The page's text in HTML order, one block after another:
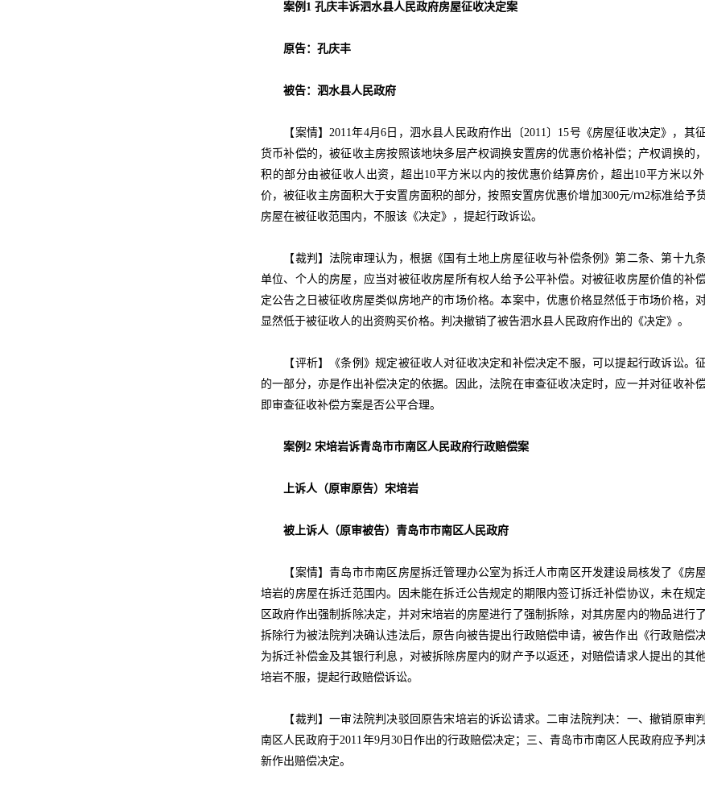
案例1 孔庆丰诉泗水县人民政府房屋征收决定案
原告：孔庆丰
被告：泗水县人民政府
【案情】2011年4月6日，泗水县人民政府作出〔2011〕15号《房屋征收决定》，其
货币补偿的，被征收主房按照该地块多层产权调换安置房的优惠价格补偿；产权调换的
积的部分由被征收人出资，超出10平方米以内的按优惠价结算房价，超出10平方米以
价，被征收主房面积大于安置房面积的部分，按照安置房优惠价增加300元/ｍ2标准给予
房屋在被征收范围内，不服该《决定》，提起行政诉讼。
【裁判】法院审理认为，根据《国有土地上房屋征收与补偿条例》第二条、第十九
单位、个人的房屋，应当对被征收房屋所有权人给予公平补偿。对被征收房屋价值的补
定公告之日被征收房屋类似房地产的市场价格。本案中，优惠价格显然低于市场价格，
显然低于被征收人的出资购买价格。判决撤销了被告泗水县人民政府作出的《决定》。
【评析】《条例》规定被征收人对征收决定和补偿决定不服，可以提起行政诉讼。
的一部分，亦是作出补偿决定的依据。因此，法院在审查征收决定时，应一并对征收补
即审查征收补偿方案是否公平合理。
案例2 宋培岩诉青岛市市南区人民政府行政赔偿案
上诉人（原审原告）宋培岩
被上诉人（原审被告）青岛市市南区人民政府
【案情】青岛市市南区房屋拆迁管理办公室为拆迁人市南区开发建设局核发了《房
培岩的房屋在拆迁范围内。因未能在拆迁公告规定的期限内签订拆迁补偿协议，未在规
区政府作出强制拆除决定，并对宋培岩的房屋进行了强制拆除，对其房屋内的物品进行
拆除行为被法院判决确认违法后，原告向被告提出行政赔偿申请，被告作出《行政赔偿
为拆迁补偿金及其银行利息，对被拆除房屋内的财产予以返还，对赔偿请求人提出的其
培岩不服，提起行政赔偿诉讼。
【裁判】一审法院判决驳回原告宋培岩的诉讼请求。二审法院判决：一、撤销原审
南区人民政府于2011年9月30日作出的行政赔偿决定；三、青岛市市南区人民政府应予判
新作出赔偿决定。